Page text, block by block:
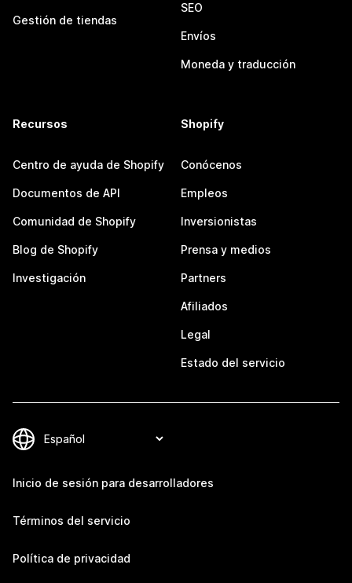
Gestión de tiendas
SEO
Envíos
Moneda y traducción
Recursos
Centro de ayuda de Shopify
Documentos de API
Comunidad de Shopify
Blog de Shopify
Investigación
Shopify
Conócenos
Empleos
Inversionistas
Prensa y medios
Partners
Afiliados
Legal
Estado del servicio
Inicio de sesión para desarrolladores
Términos del servicio
Política de privacidad